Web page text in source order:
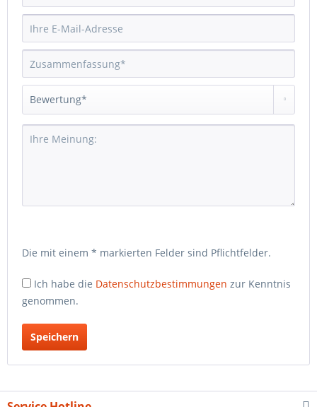
Die mit einem * markierten Felder sind Pflichtfelder.
Ich habe die Datenschutzbestimmungen zur Kenntnis
genommen.